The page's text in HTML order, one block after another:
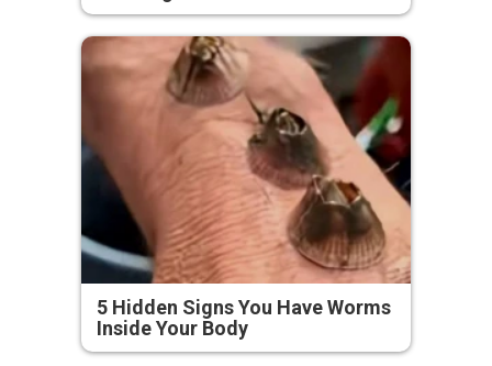
5 Hidden Signs You Have Worms
Inside Your Body